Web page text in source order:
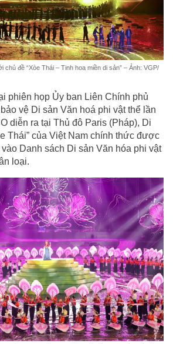
chủ đề “Xòe Thái – Tinh hoa miền di sản” – Ảnh: VGP/
phiên họp Ủy ban Liên Chính phủ
vệ Di sản Văn hoá phi vật thể lần
diễn ra tại Thủ đô Paris (Pháp), Di
Thái” của Việt Nam chính thức được
Danh sách Di sản Văn hóa phi vật
loại.